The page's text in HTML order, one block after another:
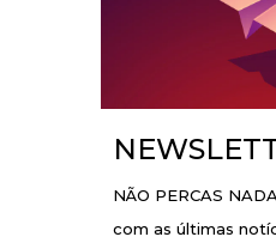
NÃO PERCAS
com as últimas